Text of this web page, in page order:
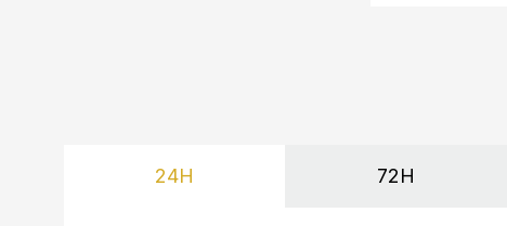
24H 72H